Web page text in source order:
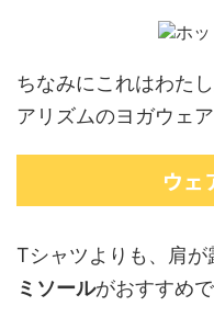
ちなみにこれはわた
アリズムのヨガウェア
ウェ
Tシャツよりも、肩が
ミソールがおすすめで